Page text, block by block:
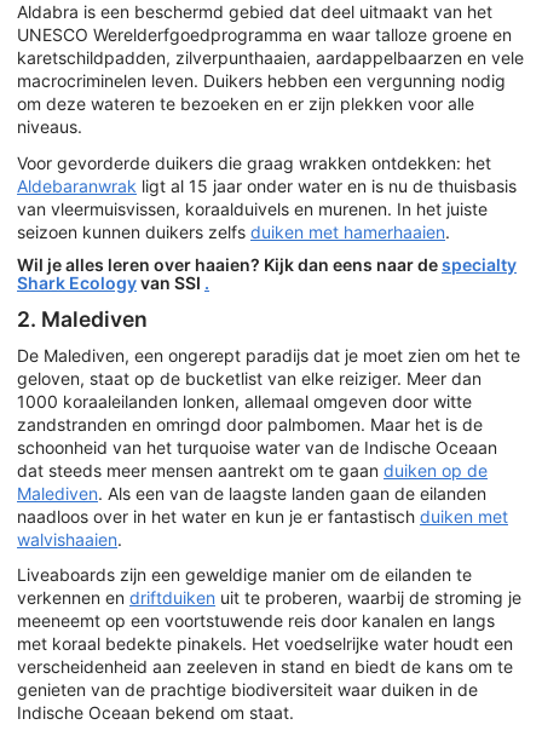
Aldabra is een beschermd gebied dat deel uitmaakt van het
UNESCO Werelderfgoedprogramma en waar talloze groene en
karetschildpadden, zilverpunthaaien, aardappelbaarzen en vele
macrocriminelen leven. Duikers hebben een vergunning nodig
om deze wateren te bezoeken en er zijn plekken voor alle
niveaus.
Voor gevorderde duikers die graag wrakken ontdekken: het
Aldebaranwrak ligt al 15 jaar onder water en is nu de thuisbasis
van vleermuisvissen, koraalduivels en murenen. In het juiste
seizoen kunnen duikers zelfs duiken met hamerhaaien.
Wil je alles leren over haaien? Kijk dan eens naar despecialty
Shark Ecologyvan SSI .
2. Malediven
De Malediven, een ongerept paradijs dat je moet zien om het te
geloven, staat op de bucketlist van elke reiziger. Meer dan
1000 koraaleilanden lonken, allemaal omgeven door witte
zandstranden en omringd door palmbomen. Maar het is de
schoonheid van het turquoise water van de Indische Oceaan
dat steeds meer mensen aantrekt om te gaan duiken op de
Malediven. Als een van de laagste landen gaan de eilanden
naadloos over in het water en kun je er fantastisch duiken met
walvishaaien.
Liveaboards zijn een geweldige manier om de eilanden te
verkennen en driftduiken uit te proberen, waarbij de stroming je
meeneemt op een voortstuwende reis door kanalen en langs
met koraal bedekte pinakels. Het voedselrijke water houdt een
verscheidenheid aan zeeleven in stand en biedt de kans om te
genieten van de prachtige biodiversiteit waar duiken in de
Indische Oceaan bekend om staat.